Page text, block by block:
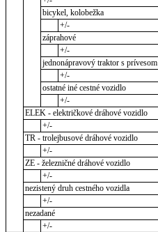
bicykel, kolobežka
+/-
záprahové
+/-
jednonápravový traktor s prívesom
+/-
ostatné iné cestné vozidlo
+/-
ELEK - električkové dráhové vozidlo
+/-
TR - trolejbusové dráhové vozidlo
+/-
ZE - železničné dráhové vozidlo
+/-
nezistený druh cestného vozidla
+/-
nezadané
+/-